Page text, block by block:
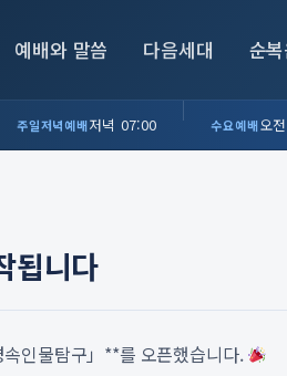
예배와 말씀 다음세대 순
주일저녁예배저녁 07:00 수요예배오
됩니다
인물탐구」**를 오픈했습니다.